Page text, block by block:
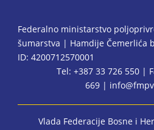
Federalno ministarstvo
šumarstva | Hamdije Čemerlića
ID: 4200712570001
Tel: +387 33 726 550 |
669 |
Vlada Federacije Bosne i